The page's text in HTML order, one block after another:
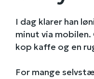
I dag klarer han
minut via mobilen.
kop kaffe og en
For mange